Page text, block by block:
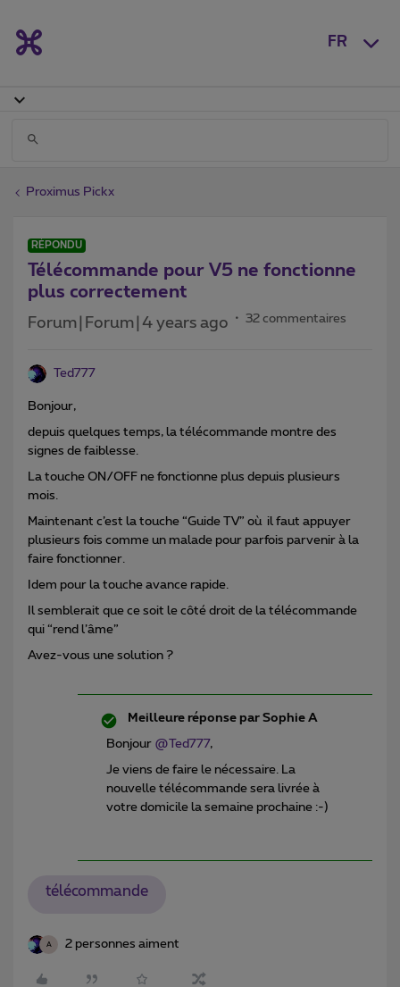
FR
Proximus Pickx
RÉPONDU
Télécommande pour V5 ne fonctionne
plus correctement
Forum|Forum|4 years ago 32 commentaires
Ted777
Bonjour,
depuis quelques temps, la télécommande montre des
signes de faiblesse.
La touche ON/OFF ne fonctionne plus depuis plusieurs
mois.
Maintenant c’est la touche “Guide TV” où il faut appuyer
plusieurs fois comme un malade pour parfois parvenir à la
faire fonctionner.
Idem pour la touche avance rapide.
Il semblerait que ce soit le côté droit de la télécommande
qui “rend l’âme”
Avez-vous une solution ?
Meilleure réponse par Sophie A
Bonjour @Ted777,
Je viens de faire le nécessaire. La
nouvelle télécommande sera livrée à
votre domicile la semaine prochaine :-)
télécommande
A 2 personnes aiment